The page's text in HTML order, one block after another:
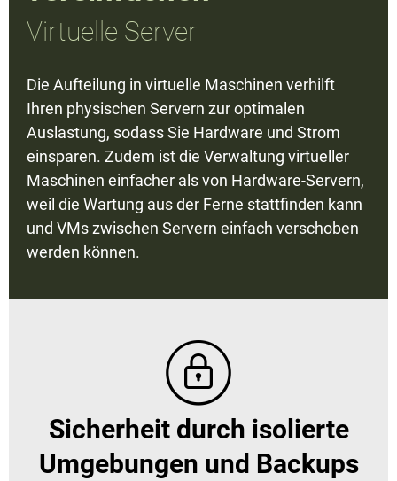
Virtuelle Server
Die Aufteilung in virtuelle Maschinen verhilft
Ihren physischen Servern zur optimalen
Auslastung, sodass Sie Hardware und Strom
einsparen. Zudem ist die Verwaltung virtueller
Maschinen einfacher als von Hardware-Servern,
weil die Wartung aus der Ferne stattfinden kann
und VMs zwischen Servern einfach verschoben
werden können.

Sicherheit durch isolierte
Umgebungen und Backups